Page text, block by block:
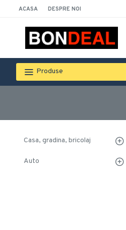
ACASA DESPRE NOI
Produse
Casa, gradina, bricolaj
Auto